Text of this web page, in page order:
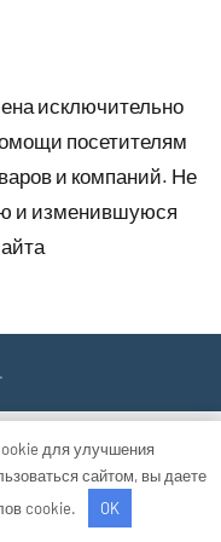
исключительно
посетителям
и компаний. Не
и изменившуюся
для улучшения
сайтом, вы даете
cookie.
OK